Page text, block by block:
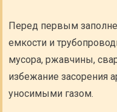
Перед первым
емкости и
мусора, ржавчины,
избежание засорения
уносимыми газом.